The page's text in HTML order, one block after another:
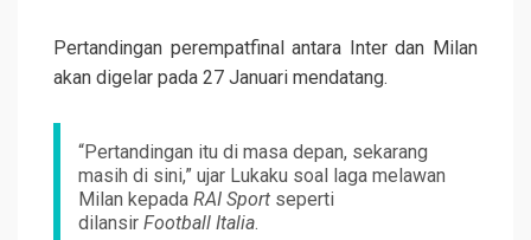
Pertandingan perempatfinal antara Inter dan Milan
akan digelar pada 27 Januari mendatang.
“Pertandingan itu di masa depan, sekarang
masih di sini,” ujar Lukaku soal laga melawan
Milan kepada RAI Sport seperti
dilansir Football Italia.